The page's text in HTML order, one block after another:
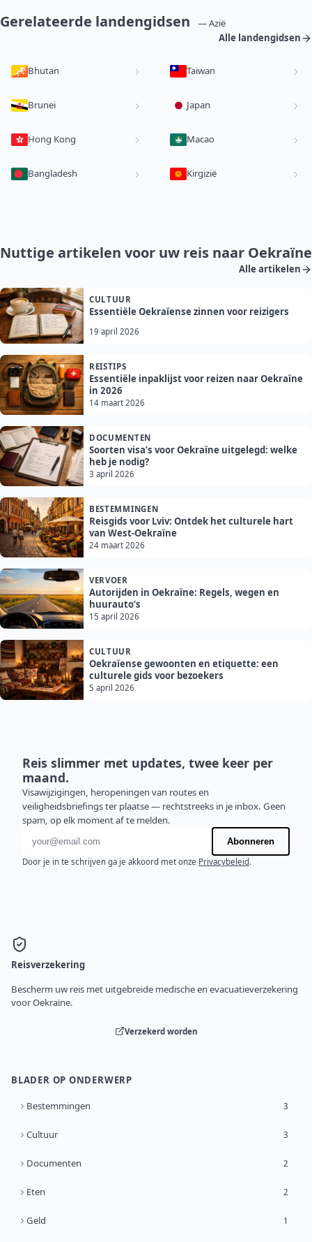
Gerelateerde landengidsen
— Azië
Alle landengidsen
Bhutan Taiwan
Brunei Japan
Hong Kong Macao
Bangladesh Kirgizië
Nuttige artikelen voor uw reis naar Oekraïne
Alle artikelen
CULTUUR
Essentiële Oekraïense zinnen voor reizigers
19 april 2026
REISTIPS
Essentiële inpaklijst voor reizen naar Oekraïne
in 2026
14 maart 2026
DOCUMENTEN
Soorten visa’s voor Oekraïne uitgelegd: welke
heb je nodig?
3 april 2026
BESTEMMINGEN
Reisgids voor Lviv: Ontdek het culturele hart
van West-Oekraïne
24 maart 2026
VERVOER
Autorijden in Oekraïne: Regels, wegen en
huurauto’s
15 april 2026
CULTUUR
Oekraïense gewoonten en etiquette: een
culturele gids voor bezoekers
5 april 2026
Reis slimmer met updates, twee keer per
maand.
Visawijzigingen, heropeningen van routes en
veiligheidsbriefings ter plaatse — rechtstreeks in je inbox. Geen
spam, op elk moment af te melden.
E-mailadres
Abonneren
Door je in te schrijven ga je akkoord met onze Privacybeleid.
Reisverzekering
Bescherm uw reis met uitgebreide medische en evacuatieverzekering
voor Oekraïne.
Verzekerd worden
BLADER OP ONDERWERP
Bestemmingen 3
Cultuur 3
Documenten 2
Eten 2
Geld 1